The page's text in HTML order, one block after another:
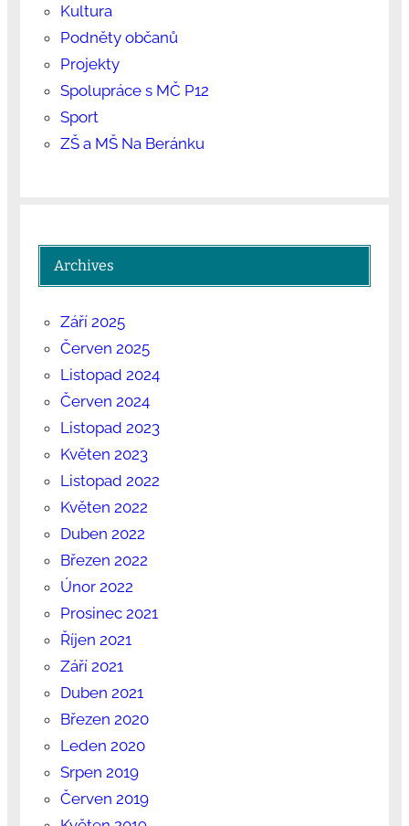
Kultura
Podněty občanů
Projekty
Spolupráce s MČ P12
Sport
ZŠ a MŠ Na Beránku
Archives
Září 2025
Červen 2025
Listopad 2024
Červen 2024
Listopad 2023
Květen 2023
Listopad 2022
Květen 2022
Duben 2022
Březen 2022
Únor 2022
Prosinec 2021
Říjen 2021
Září 2021
Duben 2021
Březen 2020
Leden 2020
Srpen 2019
Červen 2019